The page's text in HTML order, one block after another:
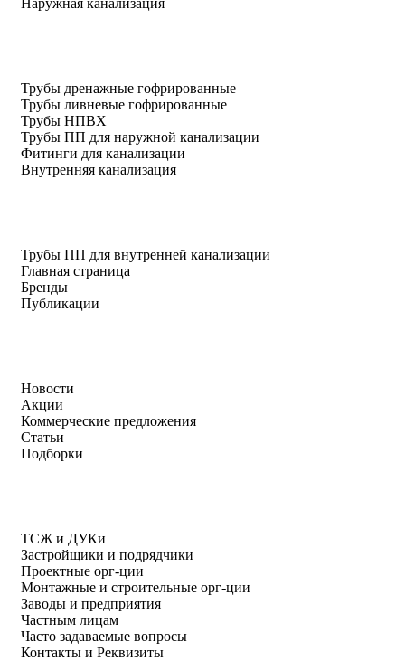
Трубы дренажные гофрированные
Трубы ливневые гофрированные
Трубы НПВХ
Трубы ПП для наружной канализации
Фитинги для канализации
Внутренняя канализация
Трубы ПП для внутренней канализации
Главная страница
Бренды
Публикации
Новости
Акции
Коммерческие предложения
Статьи
Подборки
ТСЖ и ДУКи
Застройщики и подрядчики
Проектные орг-ции
Монтажные и строительные орг-ции
Заводы и предприятия
Частным лицам
Часто задаваемые вопросы
Контакты и Реквизиты